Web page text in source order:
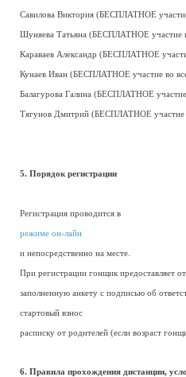
Савилова Виктория (БЕСПЛАТНОЕ
Шуняева Татьяна (БЕСПЛАТНОЕ участие
Караваев Александр (БЕСПЛАТНОЕ
Кунаев Иван (БЕСПЛАТНОЕ участие во
Балагурова Галина (БЕСПЛАТНОЕ
Тягунов Дмитрий (БЕСПЛАТНОЕ участие
5. Порядок регистрации
Регистрация проводится в
режиме он-лайн
и непосредственно на месте.
При регистрации гонщик предоставляет
заполненную анкету с подписью об
стартовый взнос
расписку от родителей (если возраст
6. Правила прохождения дистанции,